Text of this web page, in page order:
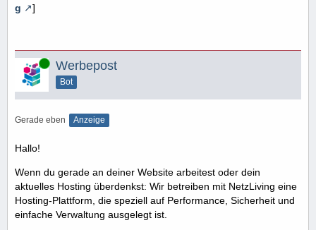
g
]
Online Werbepost
Bot
Gerade eben Anzeige
Hallo!
Wenn du gerade an deiner Website arbeitest oder dein
aktuelles Hosting überdenkst: Wir betreiben mit NetzLiving eine
Hosting-Plattform, die speziell auf Performance, Sicherheit und
einfache Verwaltung ausgelegt ist.